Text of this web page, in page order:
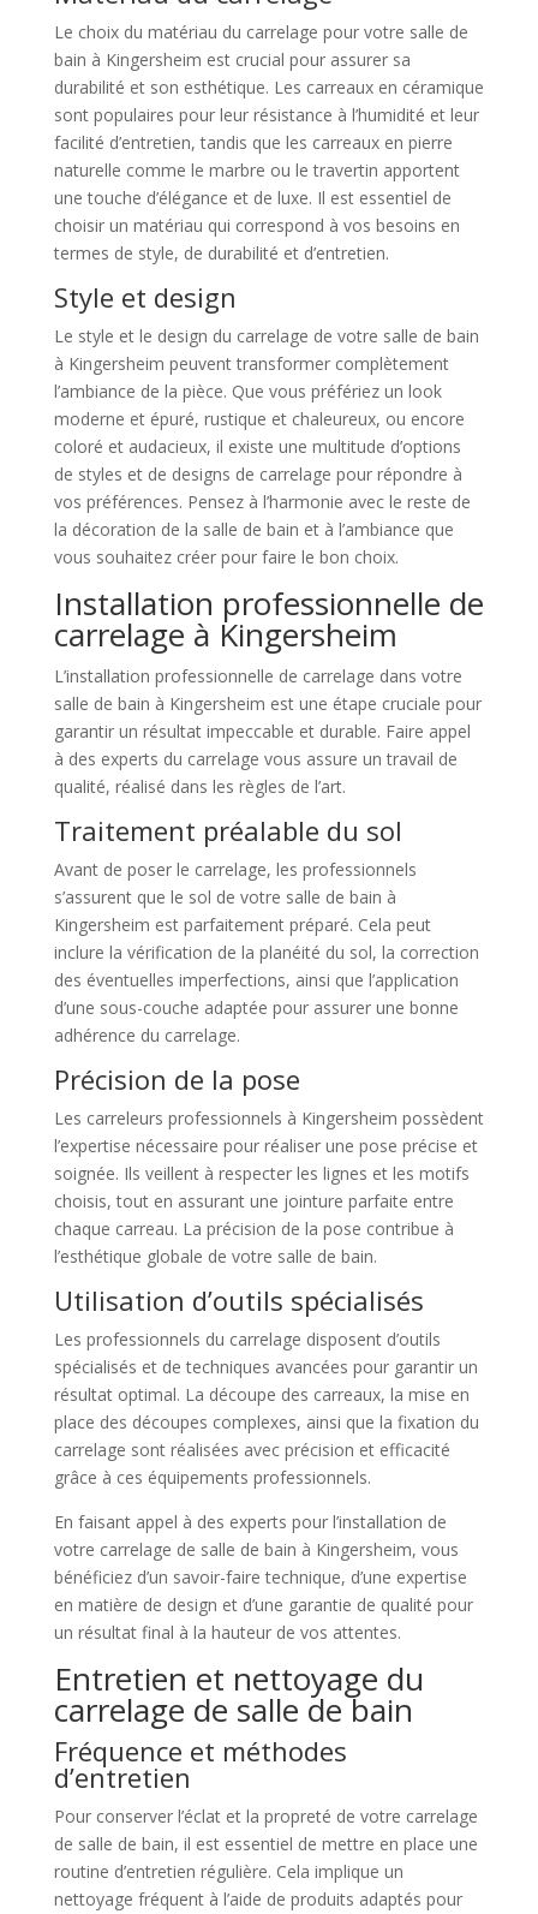
Le choix du matériau du carrelage pour votre salle de
bain à Kingersheim est crucial pour assurer sa
durabilité et son esthétique. Les carreaux en céramique
sont populaires pour leur résistance à l’humidité et leur
facilité d’entretien, tandis que les carreaux en pierre
naturelle comme le marbre ou le travertin apportent
une touche d’élégance et de luxe. Il est essentiel de
choisir un matériau qui correspond à vos besoins en
termes de style, de durabilité et d’entretien.
Style et design
Le style et le design du carrelage de votre salle de bain
à Kingersheim peuvent transformer complètement
l’ambiance de la pièce. Que vous préfériez un look
moderne et épuré, rustique et chaleureux, ou encore
coloré et audacieux, il existe une multitude d’options
de styles et de designs de carrelage pour répondre à
vos préférences. Pensez à l’harmonie avec le reste de
la décoration de la salle de bain et à l’ambiance que
vous souhaitez créer pour faire le bon choix.
Installation professionnelle de
carrelage à Kingersheim
L’installation professionnelle de carrelage dans votre
salle de bain à Kingersheim est une étape cruciale pour
garantir un résultat impeccable et durable. Faire appel
à des experts du carrelage vous assure un travail de
qualité, réalisé dans les règles de l’art.
Traitement préalable du sol
Avant de poser le carrelage, les professionnels
s’assurent que le sol de votre salle de bain à
Kingersheim est parfaitement préparé. Cela peut
inclure la vérification de la planéité du sol, la correction
des éventuelles imperfections, ainsi que l’application
d’une sous-couche adaptée pour assurer une bonne
adhérence du carrelage.
Précision de la pose
Les carreleurs professionnels à Kingersheim possèdent
l’expertise nécessaire pour réaliser une pose précise et
soignée. Ils veillent à respecter les lignes et les motifs
choisis, tout en assurant une jointure parfaite entre
chaque carreau. La précision de la pose contribue à
l’esthétique globale de votre salle de bain.
Utilisation d’outils spécialisés
Les professionnels du carrelage disposent d’outils
spécialisés et de techniques avancées pour garantir un
résultat optimal. La découpe des carreaux, la mise en
place des découpes complexes, ainsi que la fixation du
carrelage sont réalisées avec précision et efficacité
grâce à ces équipements professionnels.
En faisant appel à des experts pour l’installation de
votre carrelage de salle de bain à Kingersheim, vous
bénéficiez d’un savoir-faire technique, d’une expertise
en matière de design et d’une garantie de qualité pour
un résultat final à la hauteur de vos attentes.
Entretien et nettoyage du
carrelage de salle de bain
Fréquence et méthodes
d’entretien
Pour conserver l’éclat et la propreté de votre carrelage
de salle de bain, il est essentiel de mettre en place une
routine d’entretien régulière. Cela implique un
nettoyage fréquent à l’aide de produits adaptés pour